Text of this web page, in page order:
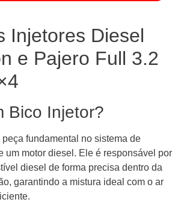
Injetores Diesel
e Pajero Full 3.2
Bico Injetor?
fundamental no sistema de
um motor diesel. Ele é responsável por
diesel de forma precisa dentro da
garantindo a mistura ideal com o ar